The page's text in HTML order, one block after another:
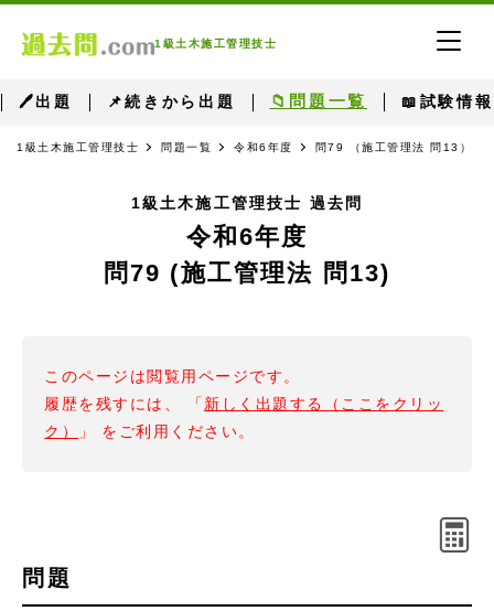
1級土木施工管理技士
🖊出題 📌続きから出題 📁問題一覧 📖試験情報
1級土木施工管理技士 問題一覧 令和6年度 問79 （施工管理法 問13）
1級土木施工管理技士 過去問
令和6年度
問79 (施工管理法 問13)
このページは閲覧用ページです。
履歴を残すには、 「 新しく出題する（ここをクリッ
ク）
」 をご利用ください。
問題